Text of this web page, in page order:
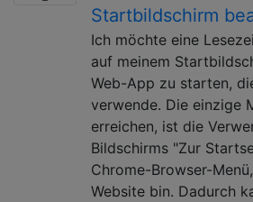
Startbildschirm
Ich möchte eine
auf meinem
Web-App zu starten,
verwende. Die einzige
erreichen, ist die
Bildschirms "Zur
Chrome-Browser-
Website bin. Dadurch